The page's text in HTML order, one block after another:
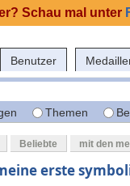
Benutzer
Themen
Beliebte mit den
erste
Schau mal unter